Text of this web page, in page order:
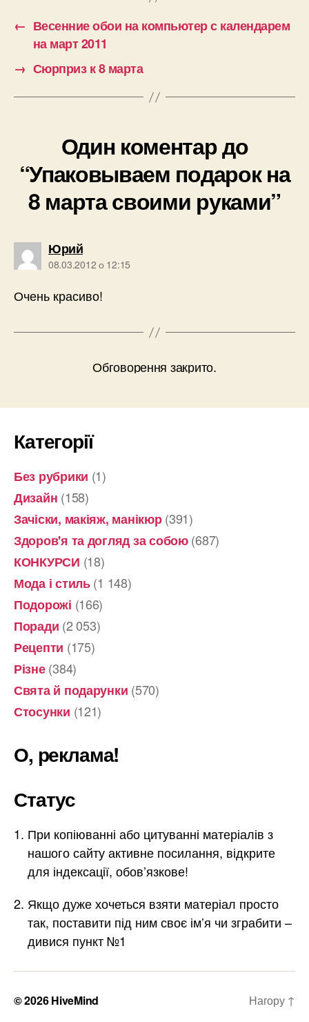
← Весенние обои на компьютер с календарем
на март 2011
→ Сюрприз к 8 марта
Один коментар до
“Упаковываем подарок на
8 марта своими руками”
Юрийговорить:
08.03.2012 о 12:15
Очень красиво!
Обговорення закрито.
Категорії
Без рубрики (1)
Дизайн (158)
Зачіски, макіяж, манікюр(391)
Здоров'я та догляд за собою(687)
КОНКУРСИ (18)
Мода і стиль(1 148)
Подорожі (166)
Поради (2 053)
Рецепти (175)
Різне(384)
Свята й подарунки (570)
Стосунки (121)
О, реклама!
Статус
При копіюванні або цитуванні матеріалів з
нашого сайту активне посилання, відкрите
для індексації, обов’язкове!
Якщо дуже хочеться взяти матеріал просто
так, поставити під ним своє ім’я чи зграбити –
дивися пункт №1
© 2026HiveMind Нагору ↑